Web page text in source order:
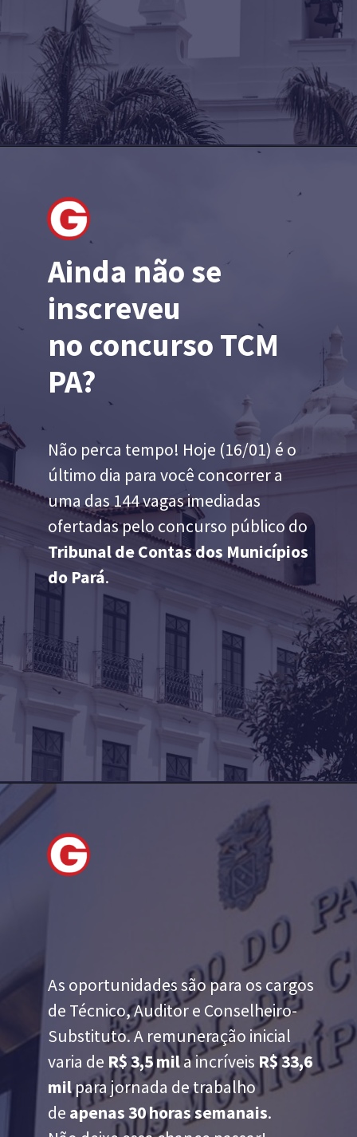
Ainda não se
inscreveu
no concurso TCM
PA?
Não perca tempo! Hoje (16/01) é o
último dia para você concorrer a
uma das 144 vagas imediadas
ofertadas pelo concurso público do
Tribunal de Contas dos Municípios
do Pará.
As oportunidades são para os cargos
de Técnico, Auditor e Conselheiro-
Substituto. A remuneração inicial
varia de R$ 3,5 mila incríveis R$ 33,6
milpara jornada de trabalho
de apenas30 horas semanais.